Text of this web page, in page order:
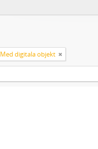
Med digitala objekt